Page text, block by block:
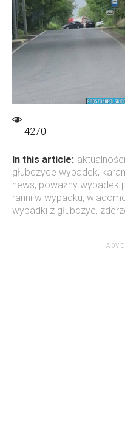
4270
In this article: aktualności
głubczyce wypadek,
news, poważny wypadek
ranni w wypadku,
wypadki z głubczyc,